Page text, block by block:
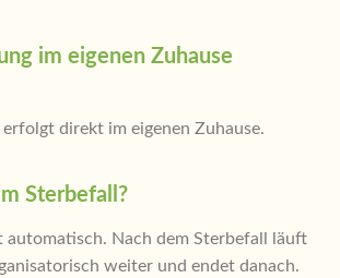
im eigenen Zuhause
erfolgt direkt im eigenen Zuhause.
Sterbefall?
automatisch. Nach dem Sterbefall läuft
weiter und endet danach.